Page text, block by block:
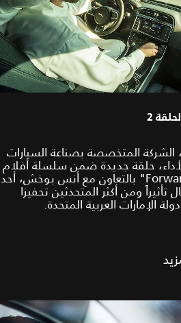
2
الشركة المتخصصة بصناعة السيارات
الأداء، حلقة جديدة ضمن سلسلة أفلام
"Forward Thinkers" بالتعاون مع أنس بوخش، أحد
تأثيراً ومن أكثر المتحدثين تحفيزا
الإمارات العربية المتحدة.